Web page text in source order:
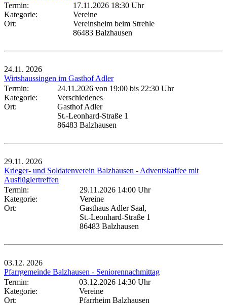
Termin:
17.11.2026 18:30 Uhr
Kategorie:
Vereine
Ort:
Vereinsheim beim Strehle
86483 Balzhausen
24.11. 2026
Wirtshaussingen im Gasthof Adler
Termin:
24.11.2026 von 19:00 bis 22:30 Uhr
Kategorie:
Verschiedenes
Ort:
Gasthof Adler
St.-Leonhard-Straße 1
86483 Balzhausen
29.11. 2026
Krieger- und Soldatenverein Balzhausen - Adventskaffee mit
Ausflüglertreffen
Termin:
29.11.2026 14:00 Uhr
Kategorie:
Vereine
Ort:
Gasthaus Adler Saal,
St.-Leonhard-Straße 1
86483 Balzhausen
03.12. 2026
Pfarrgemeinde Balzhausen - Seniorennachmittag
Termin:
03.12.2026 14:30 Uhr
Kategorie:
Vereine
Ort:
Pfarrheim Balzhausen